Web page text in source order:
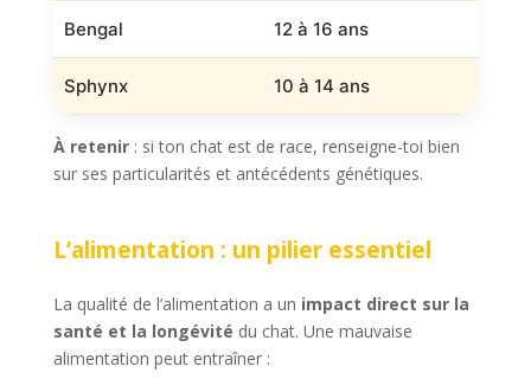
Bengal 12 à 16 ans
Sphynx 10 à 14 ans
À retenir: si ton chat est de race, renseigne-toi bien
sur ses particularités et antécédents génétiques.
L’alimentation : un pilier essentiel
La qualité de l’alimentation a un impact direct sur la
santé et la longévité du chat. Une mauvaise
alimentation peut entraîner :